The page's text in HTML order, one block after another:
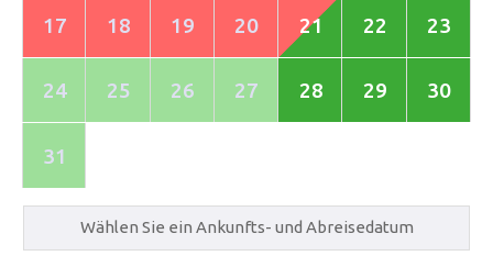
17 18 19 20 21 22 23
24 25 26 27 28 29 30
31